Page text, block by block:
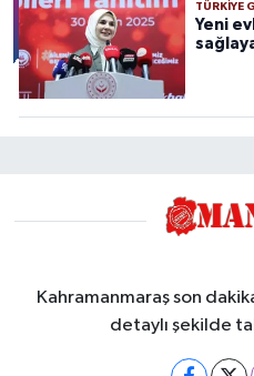
TÜRKIYE
Yeni
Kahramanmaraş son
detaylı şekilde